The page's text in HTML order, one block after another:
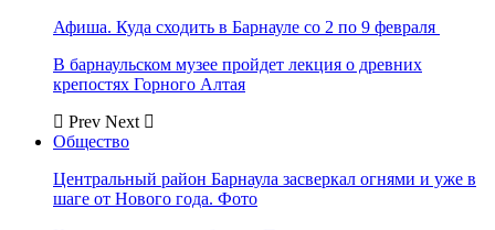
Афиша. Куда сходить в Барнауле со 2 по 9 февраля
В барнаульском музее пройдет лекция о древних
крепостях Горного Алтая
Prev Next
Общество
Центральный район Барнаула засверкал огнями и уже в
шаге от Нового года. Фото